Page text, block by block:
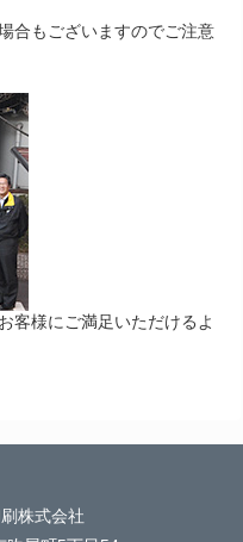
合もございますのでご注意
客様にご満足いただけるよ
株式会社